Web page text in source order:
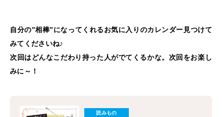
自分の”相棒”になってくれるお気に入りのカレンダー見つけて
みてくださいね♪
次回はどんなこだわり持った人がでてくるかな。次回をお楽し
みに～！
読みもの